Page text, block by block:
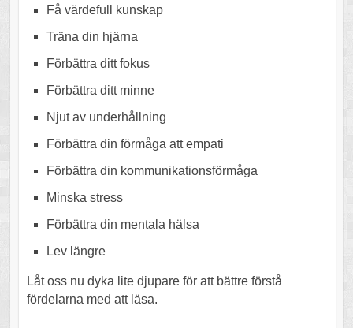
Få värdefull kunskap
Träna din hjärna
Förbättra ditt fokus
Förbättra ditt minne
Njut av underhållning
Förbättra din förmåga att empati
Förbättra din kommunikationsförmåga
Minska stress
Förbättra din mentala hälsa
Lev längre
Låt oss nu dyka lite djupare för att bättre förstå
fördelarna med att läsa.